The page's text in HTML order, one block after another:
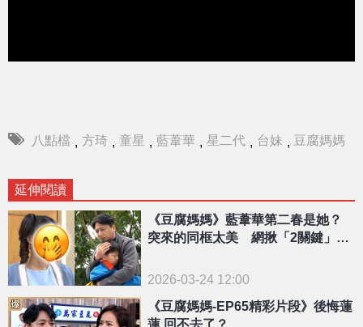
八點檔 , 方琦 , 童星 , 藍葦華 , 星二代 , 台妹 , 豆腐媽媽
延伸閱讀
《豆腐媽媽》藍葦華第二春是她？
突來的同框太美 網揪「2關鍵」：
2026-03-24 12:00
《豆腐媽媽-EP65精彩片段》後悔蓮
蓮 回不去了？